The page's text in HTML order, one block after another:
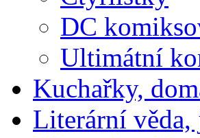
DC
Ultimátní
Kuchařky,
Literární věda,